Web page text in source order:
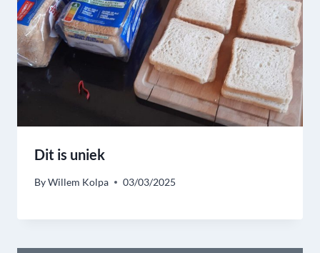
Dit is uniek
ByWillem Kolpa 03/03/2025